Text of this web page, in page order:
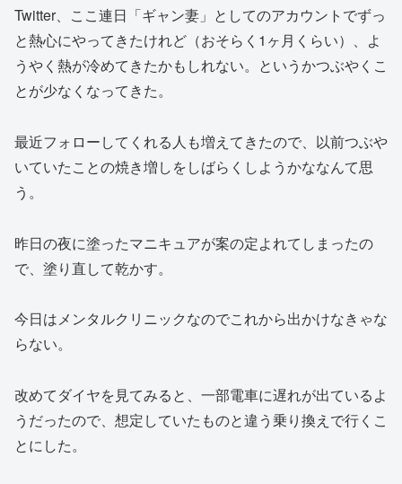
Twitter、ここ連日「ギャン妻」としてのアカウントでずっ
と熱心にやってきたけれど（おそらく1ヶ月くらい）、よ
うやく熱が冷めてきたかもしれない。というかつぶやくこ
とが少なくなってきた。
最近フォローしてくれる人も増えてきたので、以前つぶや
いていたことの焼き増しをしばらくしようかななんて思
う。
昨日の夜に塗ったマニキュアが案の定よれてしまったの
で、塗り直して乾かす。
今日はメンタルクリニックなのでこれから出かけなきゃな
らない。
改めてダイヤを見てみると、一部電車に遅れが出ているよ
うだったので、想定していたものと違う乗り換えで行くこ
とにした。